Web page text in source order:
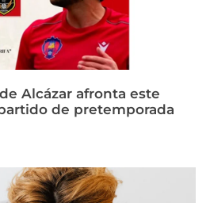
Alcázar afronta este
de pretemporada